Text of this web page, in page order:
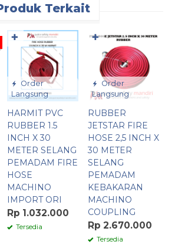
Terkait
Order
Langsung
HARMIT PVC
RUBBER 1.5
INCH X 30
METER SELANG
PEMADAM FIRE
HOSE
MACHINO
IMPORT ORI
Rp 1.032.000
Tersedia
✚
Order
Langsung
RUBBER
JETSTAR FIRE
HOSE 2,5 INCH X
30 METER
SELANG
PEMADAM
KEBAKARAN
MACHINO
COUPLING
Rp 2.670.000
Tersedia
✚